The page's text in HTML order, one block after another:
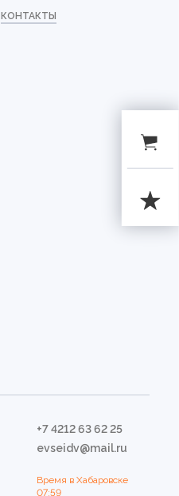
КОНТАКТЫ
+7 4212 63 62 25
evseidv@mail.ru
Время в Хабаровске
07:59